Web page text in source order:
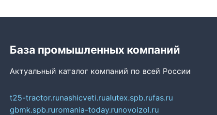
База промышленных компаний
Актуальный каталог компаний по всей России
t25-tractor.runashicveti.rualutex.spb.rufas.ru
gbmk.spb.ruromania-today.runovoizol.ru